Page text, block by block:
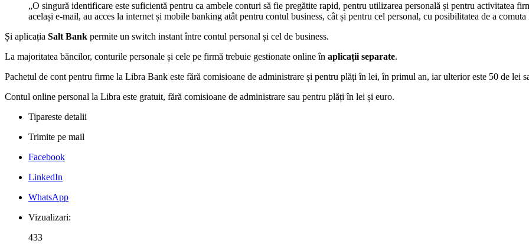
„O singură identificare este suficientă pentru ca ambele conturi să fie pregătite rapid, pentru utilizarea personală și pentru activitatea
același e-mail, au acces la internet și mobile banking atât pentru contul business, cât și pentru cel personal, cu posibilitatea de a
Și aplicația Salt Bank permite un switch instant între contul personal și cel de business.
La majoritatea băncilor, conturile personale și cele pe firmă trebuie gestionate online în aplicații separate.
Pachetul de cont pentru firme la Libra Bank este fără comisioane de administrare și pentru plăți în lei, în primul an, iar ulterior este 50 de lei
Contul online personal la Libra este gratuit, fără comisioane de administrare sau pentru plăți în lei și euro.
Tipareste detalii
Trimite pe mail
Facebook
LinkedIn
WhatsApp
Vizualizari:
433